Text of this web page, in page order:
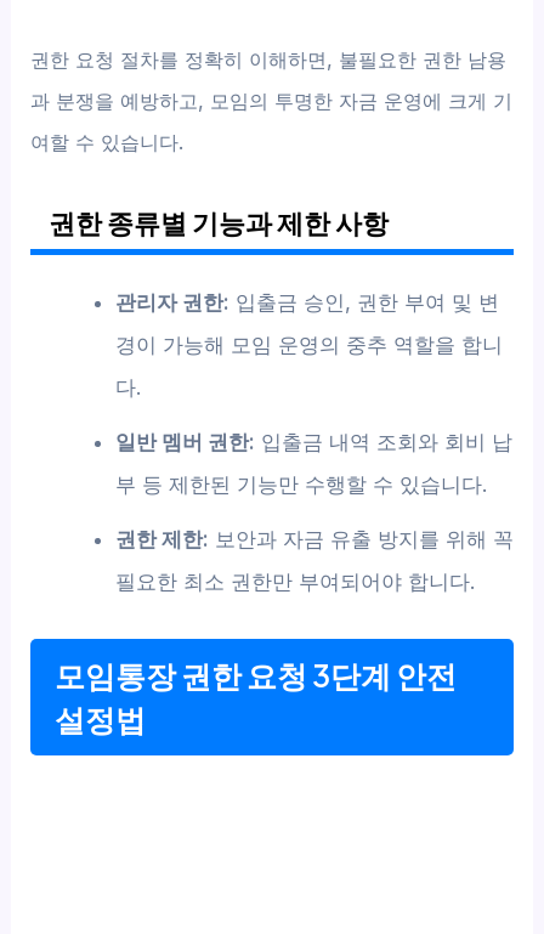
권한 요청 절차를 정확히 이해하면, 불필요한 권한 남용
과 분쟁을 예방하고, 모임의 투명한 자금 운영에 크게 기
여할 수 있습니다.
권한 종류별 기능과 제한 사항
관리자 권한: 입출금 승인, 권한 부여 및 변
경이 가능해 모임 운영의 중추 역할을 합니
다.
일반 멤버 권한: 입출금 내역 조회와 회비 납
부 등 제한된 기능만 수행할 수 있습니다.
권한 제한: 보안과 자금 유출 방지를 위해 꼭
필요한 최소 권한만 부여되어야 합니다.
모임통장 권한 요청 3단계 안전
설정법